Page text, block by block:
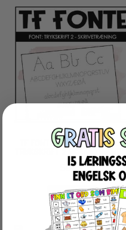
TF FONTE | FONTE TIL SKOLE;
TRYKSKRIFT 2 SKRIVETRÆNING
50kr.
LÆS MERE